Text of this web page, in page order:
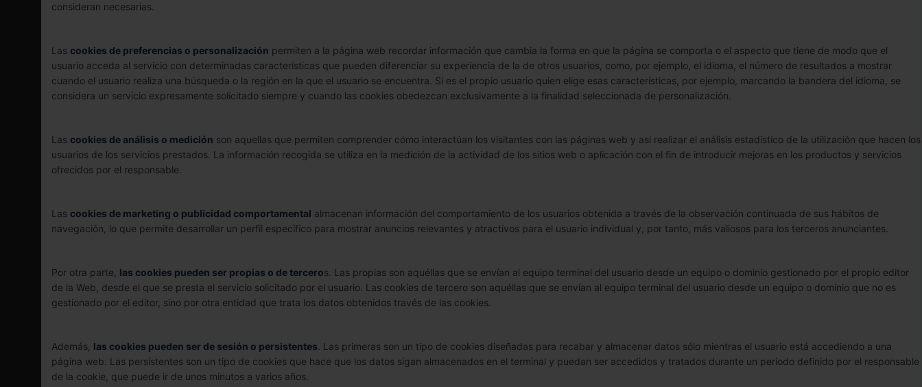
consideran necesarias.
Las cookies de preferencias o personalización permiten a la página web recordar información que cambia la forma en que la página se comporta o el aspecto que tiene de modo que el
usuario acceda al servicio con determinadas características que pueden diferenciar su experiencia de la de otros usuarios, como, por ejemplo, el idioma, el número de resultados a mostrar
cuando el usuario realiza una búsqueda o la región en la que el usuario se encuentra. Si es el propio usuario quien elige esas características, por ejemplo, marcando la bandera del idioma, se
considera un servicio expresamente solicitado siempre y cuando las cookies obedezcan exclusivamente a la finalidad seleccionada de personalización.
Las cookies de análisis o medición son aquellas que permiten comprender cómo interactúan los visitantes con las páginas web y así realizar el análisis estadístico de la utilización que hacen los
usuarios de los servicios prestados. La información recogida se utiliza en la medición de la actividad de los sitios web o aplicación con el fin de introducir mejoras en los productos y servicios
ofrecidos por el responsable.
Las cookies de marketing o publicidad comportamental almacenan información del comportamiento de los usuarios obtenida a través de la observación continuada de sus hábitos de
navegación, lo que permite desarrollar un perfil específico para mostrar anuncios relevantes y atractivos para el usuario individual y, por tanto, más valiosos para los terceros anunciantes.
Por otra parte, las cookies pueden ser propias o de terceros. Las propias son aquéllas que se envían al equipo terminal del usuario desde un equipo o dominio gestionado por el propio editor
de la Web, desde el que se presta el servicio solicitado por el usuario. Las cookies de tercero son aquéllas que se envían al equipo terminal del usuario desde un equipo o dominio que no es
gestionado por el editor, sino por otra entidad que trata los datos obtenidos través de las cookies.
Además, las cookies pueden ser de sesión o persistentes . Las primeras son un tipo de cookies diseñadas para recabar y almacenar datos sólo mientras el usuario está accediendo a una
página web. Las persistentes son un tipo de cookies que hace que los datos sigan almacenados en el terminal y puedan ser accedidos y tratados durante un periodo definido por el responsable
de la cookie, que puede ir de unos minutos a varios años.